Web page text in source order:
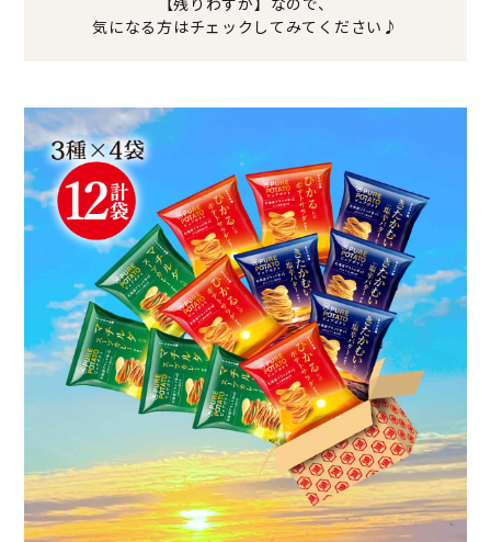
【残りわずか】なので、
気になる方はチェックしてみてください♪